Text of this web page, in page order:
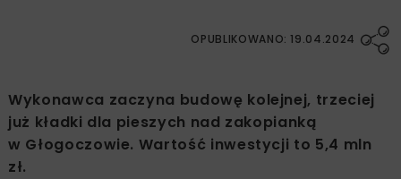
OPUBLIKOWANO: 19.04.2024
Wykonawca zaczyna budowę kolejnej, trzeciej
już kładki dla pieszych nad zakopianką
w Głogoczowie. Wartość inwestycji to 5,4 mln
zł.